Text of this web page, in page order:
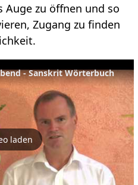
zu öffnen und so
Zugang zu finden
- Sanskrit Wörterbuch
laden